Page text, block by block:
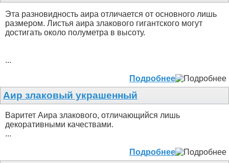
Эта разновидность аира отличается от основного лишь
размером. Листья аира злакового гигантского могут
достигать около полуметра в высоту.
...
Подробнее
Аир злаковый украшенный
Варитет Аира злакового, отличающийся лишь
декоративными качествами.
...
Подробнее